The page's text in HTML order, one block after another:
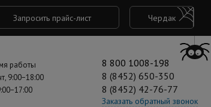
Запросить прайс-лист Чердак
работы
9:00−18:00
8 800 1008-198
8 (8452) 650-350
8 (8452) 42-76-77
Заказать обратный звонок